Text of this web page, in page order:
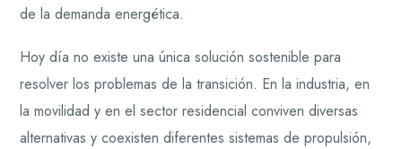
de la demanda energética.
Hoy día no existe una única solución sostenible para
resolver los problemas de la transición. En la industria, en
la movilidad y en el sector residencial conviven diversas
alternativas y coexisten diferentes sistemas de propulsión,